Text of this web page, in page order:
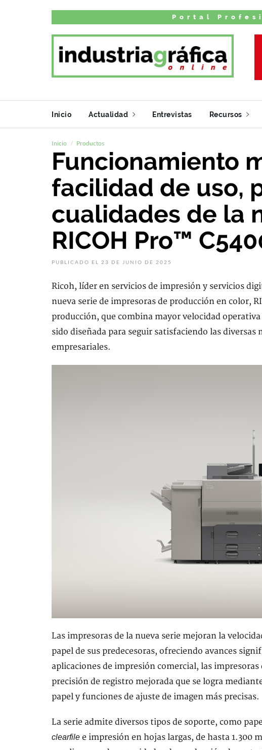
Portal
Inicio Actualidad Entrevistas Recursos
Inicio Productos
Funcionamiento
facilidad de uso,
cualidades de la
RICOH Pro™
PUBLICADO EL 23 DE JUNIO DE 2025
Ricoh, líder en servicios de impresión y servicios
nueva serie de impresoras de producción en color,
producción, que combina mayor velocidad
sido diseñada para seguir satisfaciendo las diversas
empresariales.
Las impresoras de la nueva serie mejoran la
papel de sus predecesoras, ofreciendo avances
aplicaciones de impresión comercial, las
precisión de registro mejorada que se logra
papel y funciones de ajuste de imagen más precisas.
La serie admite diversos tipos de soporte, como
clearfile e impresión en hojas largas, de hasta 1.300